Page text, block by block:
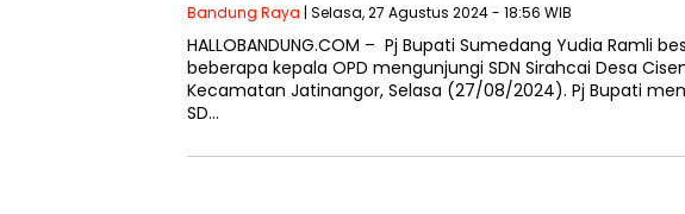
Bandung Raya | Selasa, 27 Agustus 2024 - 18:56 WIB
HALLOBANDUNG.COM – Pj Bupati Sumedang Yudia Ramli
beberapa kepala OPD mengunjungi SDN Sirahcai Desa
Kecamatan Jatinangor, Selasa (27/08/2024). Pj Bupati
SD…